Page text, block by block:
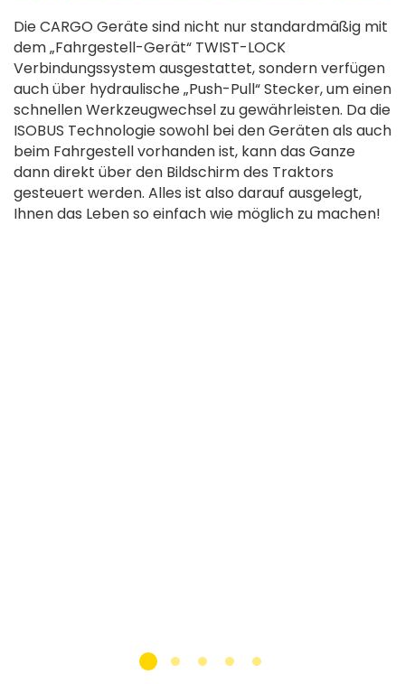
Die CARGO Geräte sind nicht nur standardmäßig mit
dem „Fahrgestell-Gerät“ TWIST-LOCK
Verbindungssystem ausgestattet, sondern verfügen
auch über hydraulische „Push-Pull“ Stecker, um einen
schnellen Werkzeugwechsel zu gewährleisten. Da die
ISOBUS Technologie sowohl bei den Geräten als auch
beim Fahrgestell vorhanden ist, kann das Ganze
dann direkt über den Bildschirm des Traktors
gesteuert werden. Alles ist also darauf ausgelegt,
Ihnen das Leben so einfach wie möglich zu machen!